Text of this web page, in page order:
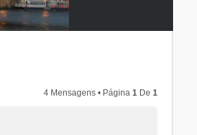
4 Mensagens • Página1 De1